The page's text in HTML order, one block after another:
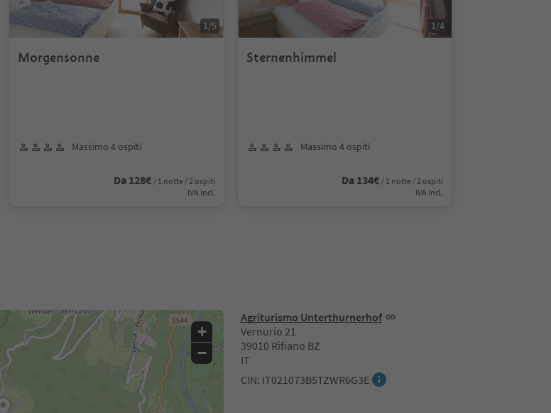
Morgensonne
Massimo 4 ospiti
Da 128€ / 1 notte / 2 ospiti
IVA incl.
1/5
Sternenhimmel
Massimo 4 ospiti
Da 134€ / 1 notte / 2 ospiti
IVA incl.
1/4
Agriturismo Unterthurnerhof
Vernurio 21
39010 Rifiano BZ
IT
CIN: IT021073B5TZWR6G3E
+
−